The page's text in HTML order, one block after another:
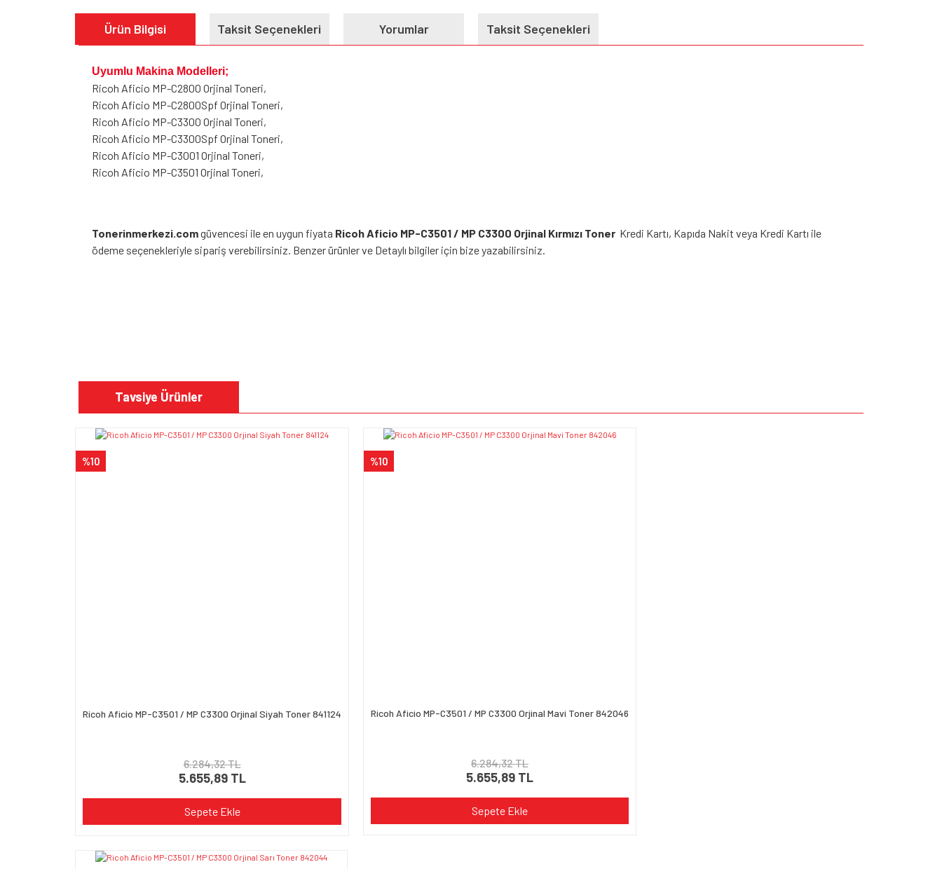
Ürün Bilgisi Taksit Seçenekleri Yorumlar Taksit Seçenekleri
Uyumlu Makina Modelleri;
Ricoh Aficio MP-C2800 Orjinal Toneri,
Ricoh Aficio MP-C2800Spf Orjinal Toneri,
Ricoh Aficio MP-C3300 Orjinal Toneri,
Ricoh Aficio MP-C3300Spf Orjinal Toneri,
Ricoh Aficio MP-C3001 Orjinal Toneri,
Ricoh Aficio MP-C3501 Orjinal Toneri,
Tonerinmerkezi.comgüvencesi ile en uygun fiyata Ricoh Aficio MP-C3501 / MP C3300 Orjinal Kırmızı Toner Kredi Kartı, Kapıda Nakit veya Kredi Kartı ile
ödeme seçenekleriyle sipariş verebilirsiniz. Benzer ürünler ve Detaylı bilgiler için bize yazabilirsiniz.
Yorum Yaz
Görüş ve önerileriniz için teşekkür ederiz.
Ürün açıklamasında eksik bilgiler bulunuyor.
Tavsiye Ürünler
%10
Ricoh Aficio MP-C3501 / MP C3300 Orjinal Siyah Toner 841124
6.284,32 TL
5.655,89 TL
Sepete Ekle
%10
Ricoh Aficio MP-C3501 / MP C3300 Orjinal Mavi Toner 842046
6.284,32 TL
5.655,89 TL
Sepete Ekle